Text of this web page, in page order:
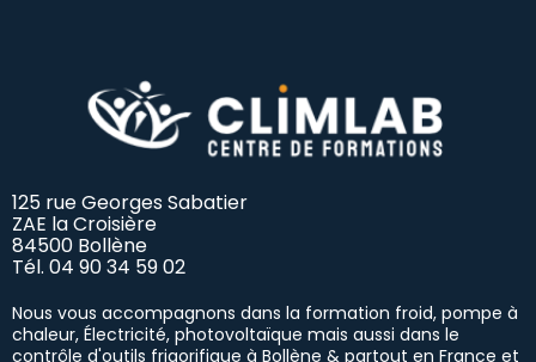
125 rue Georges Sabatier
ZAE la Croisière
84500 Bollène
Tél. 04 90 34 59 02
Nous vous accompagnons dans la formation froid, pompe à
chaleur, Électricité, photovoltaïque mais aussi dans le
contrôle d'outils frigorifique à Bollène & partout en France et